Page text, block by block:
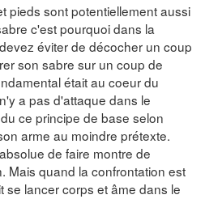
pieds sont potentiellement aussi
c'est pourquoi dans la
éviter de décocher un coup
son sabre sur un coup de
était au coeur du
a pas d'attaque dans le
ce principe de base selon
arme au moindre prétexte.
de faire montre de
Mais quand la confrontation est
se lancer corps et âme dans le